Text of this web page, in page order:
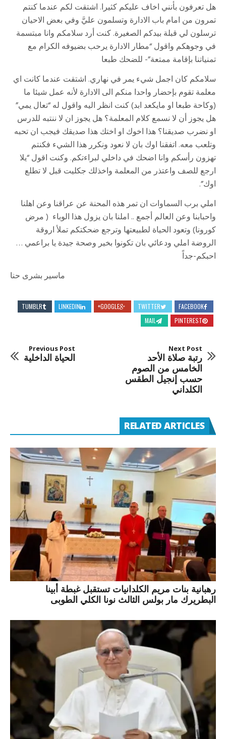
هل تعرفون بأنني اخاف عليكم كثيرا. اشتقت لكم عندما كنتم
تمرون من امام باب الادارة وتسلمون عليَّ وفي بعض الاحيان
ترسلون لي قبلة بيدكم الصغيرة. كنت أرد سلامكم وانا مبتسمة
في وجوهكم واقول “مطار الادارة يرحب بضيوفه الكرام مع
تمنياتنا بإقامة ممتعة”- للضحك طبعا
سلامكم كان اجمل شيء يمر في نهاري. اشتقت عندما كانت اي
معلمة تقوم بإحضار واحدا منكم الى الادارة لأنه عمل شيئا ما
(وكاحة طبعا او مايكعد ابد) كنت انظر اليه واقول له “تعال يمي”
هل يجوز أن لا نسمع كلام المعلمة؟ هل يجوز ان لا ننتبه للدرس
او نضرب صديقنا؟ هذا اخوك او اختك هذا صديقك فيجب ان تحبه
وتلعب معه. اتفقنا اوك بان لا نعود ونكرر هذا الشيء فكنتم
تهزون رأسكم وانا اضحك في داخلي لبراءتكم. وكنت اقول “يلا
ارجع للصف واعتذر من المعلمة واخذلك جكليت قبل لا تطلع
اوك”.
املي برب السماوات ان تمر هذه المحنة عن عراقنا وعن اهلنا
واحبابنا وعن العالم أجمع .. املنا بان يزول هذا الوباء ( مرض
كورونا) وتعود الحياة لطبيعتها وترجع ضحكتكم تملأ اروقة
الروضة املي ودعائي بان تكونوا بخير وصحة جيدة يا براعمي …
احبكم-جداً
ماسير بشرى حنا
FACEBOOK
TWITTER
GOOGLE+
LINKEDIN
TUMBLR
PINTEREST
MAIL
Previous Post
الحياة الداخلية
Next Post
رتبة صلاة الأحد
الخامس من الصوم
حسب إنجيل الطقس
الكلداني
RELATED ARTICLES
رهبانية بنات مريم الكلدانيات تستقبل غبطة أبينا
البطريرك مار بولس الثالث نونا الكلي الطوبى